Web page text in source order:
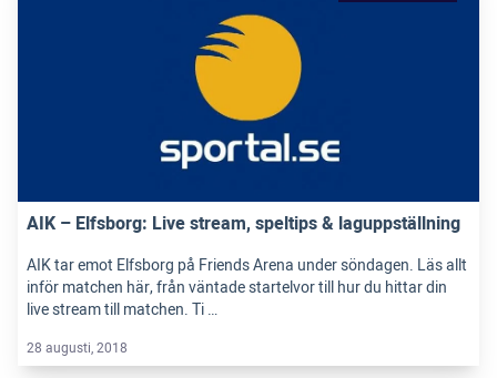
AIK – Elfsborg: Live stream, speltips & laguppställning
AIK tar emot Elfsborg på Friends Arena under söndagen. Läs allt
inför matchen här, från väntade startelvor till hur du hittar din
live stream till matchen. Ti …
28 augusti, 2018